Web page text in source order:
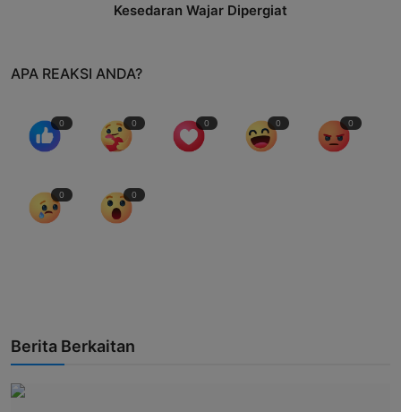
Kesedaran Wajar Dipergiat
APA REAKSI ANDA?
0 0 0 0 0
0 0
Berita Berkaitan